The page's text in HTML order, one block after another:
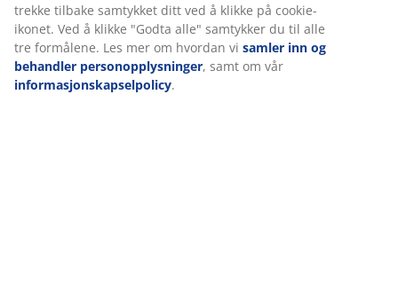
trekke tilbake samtykket ditt ved å klikke på cookie-
ikonet. Ved å klikke "Godta alle" samtykker du til alle
tre formålene. Les mer om hvordan vi samler inn og
behandler personopplysninger, samt om vår
informasjonskapselpolicy.